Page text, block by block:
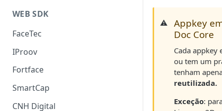
WEB SDK
FaceTec
IProov
Fortface
SmartCap
CNH Digital
⚠️
Appkey
Doc Core
Cada appkey
ou tem um
tenham
reutilizada.
Exceção: